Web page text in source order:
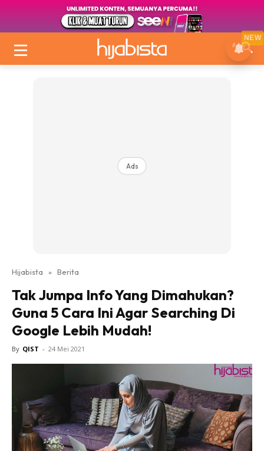
Ads
Hijabista » Berita
Tak Jumpa Info Yang Dimahukan?
Guna 5 Cara Ini Agar Searching Di
Google Lebih Mudah!
By QIST - 24 Mei 2021
NEW